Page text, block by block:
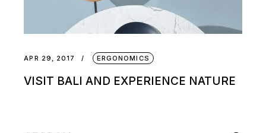
APR 29, 2017 ERGONOMICS
VISIT BALI AND EXPERIENCE NATURE